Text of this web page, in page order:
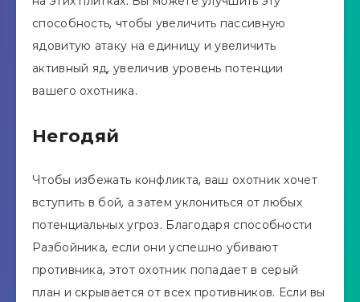
способность, чтобы увеличить пассивную
ядовитую атаку на единицу и увеличить
активный яд, увеличив уровень потенции
вашего охотника.
Негодяй
Чтобы избежать конфликта, ваш охотник хочет
вступить в бой, а затем уклониться от любых
потенциальных угроз. Благодаря способности
Разбойника, если они успешно убивают
противника, этот охотник попадает в серый
план и скрывается от всех противников. Если вы